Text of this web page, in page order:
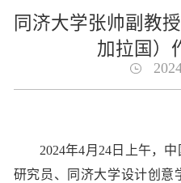
同济大学张帅副教
加拉国）
2024年4月24日上午，
研究员、同济大学设计创意